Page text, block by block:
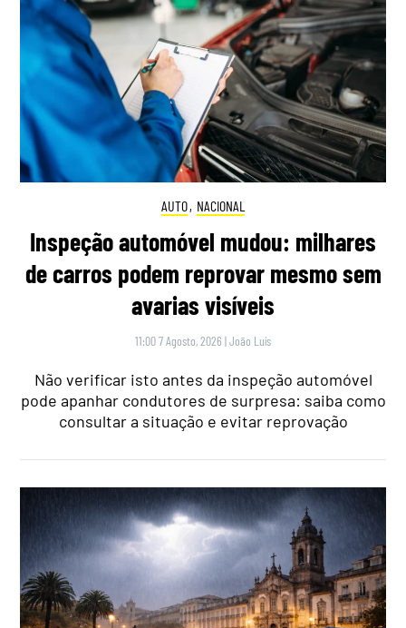
AUTO, NACIONAL
Inspeção automóvel mudou: milhares
de carros podem reprovar mesmo sem
avarias visíveis
11:00 7 Agosto, 2026 |João Luís
Não verificar isto antes da inspeção automóvel
pode apanhar condutores de surpresa: saiba como
consultar a situação e evitar reprovação